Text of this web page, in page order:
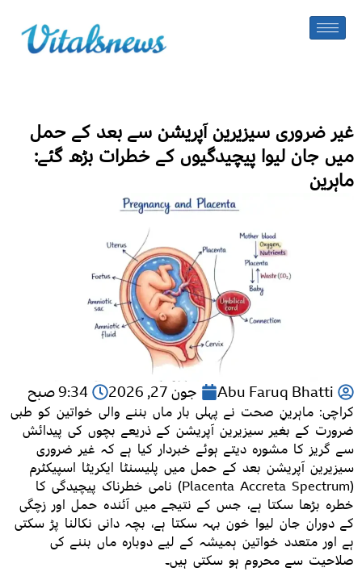
غیر ضروری سیزیرین آپریشن سے بعد کے حمل
میں جان لیوا پیچیدگیوں کے خطرات بڑھ گئے:
ماہرین
Abu Faruq Bhatti جون 27, 2026 9:34 صبح
کراچی: ماہرینِ صحت نے پہلی بار ماں بننے والی خواتین کو طبی
ضرورت کے بغیر سیزیرین آپریشن کے ذریعے بچوں کی پیدائش
سے گریز کا مشورہ دیتے ہوئے خبردار کیا ہے کہ غیر ضروری
سیزیرین آپریشن بعد کے حمل میں پلیسنٹا ایکریٹا اسپیکٹرم
(Placenta Accreta Spectrum) نامی خطرناک پیچیدگی کا
خطرہ بڑھا سکتا ہے، جس کے نتیجے میں آئندہ حمل اور زچگی
کے دوران جان لیوا خون بہہ سکتا ہے، بچہ دانی نکالنا پڑ سکتی
ہے اور متعدد خواتین ہمیشہ کے لیے دوبارہ ماں بننے کی
صلاحیت سے محروم ہو سکتی ہیں۔